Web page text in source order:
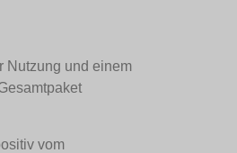
Nutzung und einem
vom